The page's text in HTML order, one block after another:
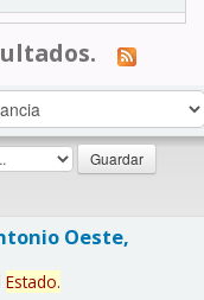
Oeste,
Estado.